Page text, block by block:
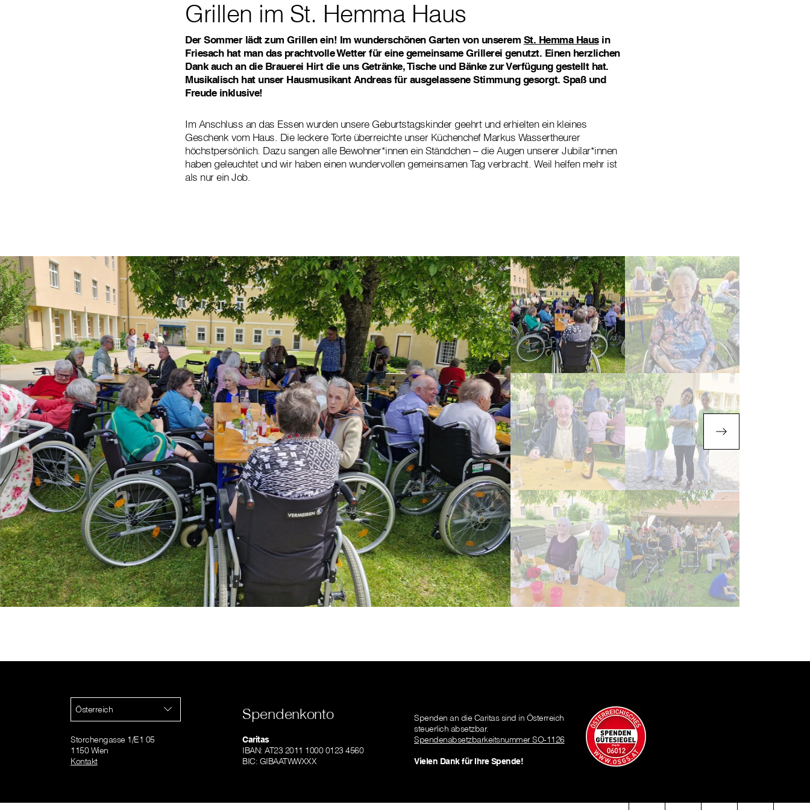
Grillen im St. Hemma Haus
Der Sommer lädt zum Grillen ein! Im wunderschönen Garten von unserem St. Hemma Hausin
Friesach hat man das prachtvolle Wetter für eine gemeinsame Grillerei genutzt. Einen herzlichen
Dank auch an die Brauerei Hirt die uns Getränke, Tische und Bänke zur Verfügung gestellt hat.
Musikalisch hat unser Hausmusikant Andreas für ausgelassene Stimmung gesorgt. Spaß und
Freude inklusive!
Im Anschluss an das Essen wurden unsere Geburtstagskinder geehrt und erhielten ein kleines
Geschenk vom Haus. Die leckere Torte überreichte unser Küchenchef Markus Wassertheurer
höchstpersönlich. Dazu sangen alle Bewohner*innen ein Ständchen – die Augen unserer Jubilar*innen
haben geleuchtet und wir haben einen wundervollen gemeinsamen Tag verbracht. Weil helfen mehr ist
als nur ein Job.
Österreich
Storchengasse 1/E1 05
1150 Wien
Kontakt
Spendenkonto
Caritas
IBAN: AT23 2011 1000 0123 4560
BIC: GIBAATWWXXX
Spenden an die Caritas sind in Österreich
steuerlich absetzbar.
Spendenabsetzbarkeitsnummer SO-1126
Vielen Dank für Ihre Spende!